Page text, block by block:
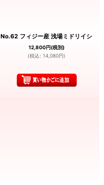
No.62 フィジー産 浅場ミドリイシ
12,800円(税別)
(税込 : 14,080円)